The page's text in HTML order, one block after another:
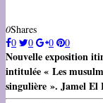
0Shares
0
0 0 0
Nouvelle exposition
intitulée « Les
singulière ». Jamel El